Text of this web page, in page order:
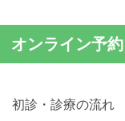
オンライン予約
初診・診療の流れ